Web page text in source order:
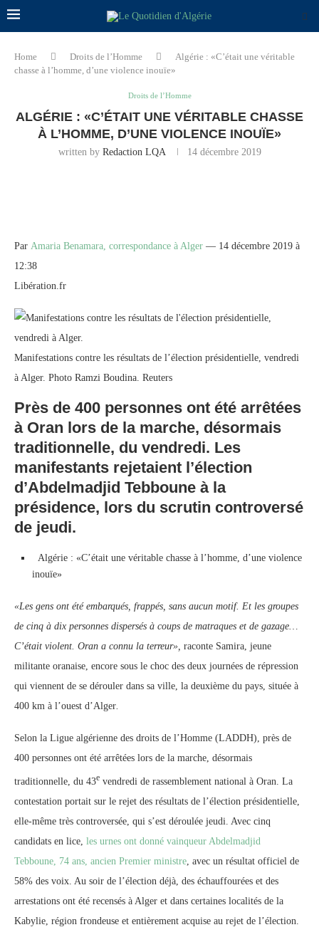
Home Droits de l’Homme
Algérie : «C’était une véritable
chasse à l’homme, d’une violence inouïe»
Droits de l’Homme
ALGÉRIE : «C’ÉTAIT UNE VÉRITABLE CHASSE
À L’HOMME, D’UNE VIOLENCE INOUÏE»
written by Redaction LQA 14 décembre 2019
Par Amaria Benamara, correspondance à Alger — 14 décembre 2019 à
12:38
Libération.fr
Manifestations contre les résultats de l’élection présidentielle, vendredi
à Alger. Photo Ramzi Boudina. Reuters
Près de 400 personnes ont été arrêtées
à Oran lors de la marche, désormais
traditionnelle, du vendredi. Les
manifestants rejetaient l’élection
d’Abdelmadjid Tebboune à la
présidence, lors du scrutin controversé
de jeudi.
Algérie : «C’était une véritable chasse à l’homme, d’une violence
inouïe»
«Les gens ont été embarqués, frappés, sans aucun motif. Et les groupes
de cinq à dix personnes dispersés à coups de matraques et de gazage…
C’était violent. Oran a connu la terreur», raconte Samira, jeune
militante oranaise, encore sous le choc des deux journées de répression
qui viennent de se dérouler dans sa ville, la deuxième du pays, située à
400 km à l’ouest d’Alger.
Selon la Ligue algérienne des droits de l’Homme (LADDH), près de
400 personnes ont été arrêtées lors de la marche, désormais
traditionnelle, du 43e vendredi de rassemblement national à Oran. La
contestation portait sur le rejet des résultats de l’élection présidentielle,
elle-même très controversée, qui s’est déroulée jeudi. Avec cinq
candidats en lice, les urnes ont donné vainqueur Abdelmadjid
Tebboune, 74 ans, ancien Premier ministre , avec un résultat officiel de
58% des voix. Au soir de l’élection déjà, des échauffourées et des
arrestations ont été recensés à Alger et dans certaines localités de la
Kabylie, région frondeuse et entièrement acquise au rejet de l’élection.